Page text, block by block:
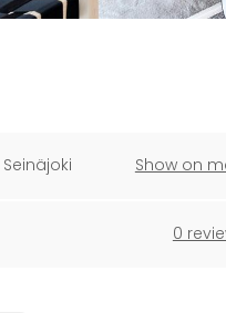
Seinäjoki Show on
0